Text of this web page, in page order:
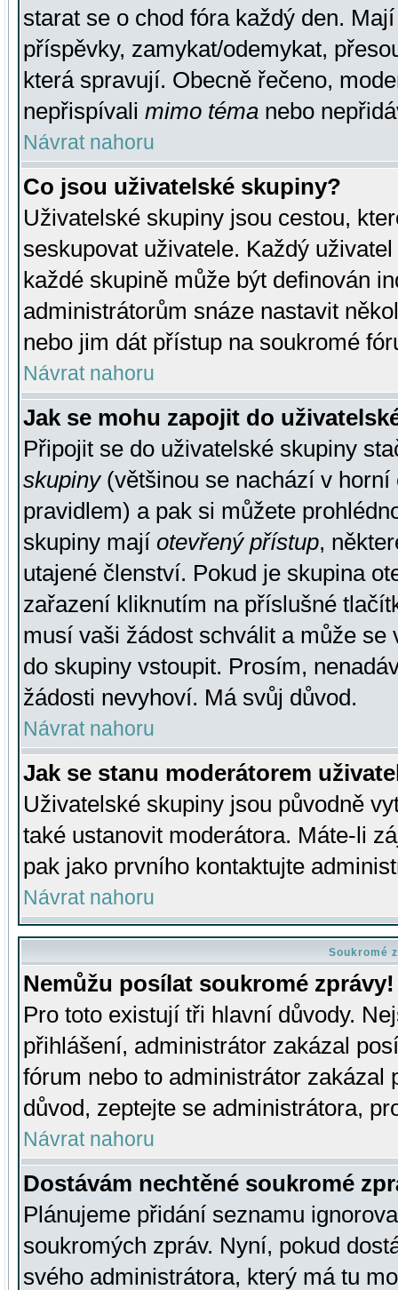
starat se o chod fóra každý den.
příspěvky, zamykat/odemykat,
která spravují. Obecně řečeno,
nepřispívali mimo téma nebo
Návrat nahoru
Co jsou uživatelské skupiny?
Uživatelské skupiny jsou cestou,
seskupovat uživatele. Každý
každé skupině může být definován
administrátorům snáze nastavit
nebo jim dát přístup na soukromé
Návrat nahoru
Jak se mohu zapojit do
Připojit se do uživatelské skupiny
skupiny(většinou se nachází v horní
pravidlem) a pak si můžete
skupiny mají otevřený přístup,
utajené členství. Pokud je skupina
zařazení kliknutím na příslušné
musí vaši žádost schválit a může se
do skupiny vstoupit. Prosím,
žádosti nevyhoví. Má svůj důvod.
Návrat nahoru
Jak se stanu moderátorem
Uživatelské skupiny jsou původně
také ustanovit moderátora. Máte-li
pak jako prvního kontaktujte
Návrat nahoru
Soukromé
Nemůžu posílat soukromé zprávy!
Pro toto existují tři hlavní důvody.
přihlášení, administrátor zakázal
fórum nebo to administrátor zakázal
důvod, zeptejte se administrátora,
Návrat nahoru
Dostávám nechtěné soukromé
Plánujeme přidání seznamu
soukromých zpráv. Nyní, pokud
svého administrátora, který má tu